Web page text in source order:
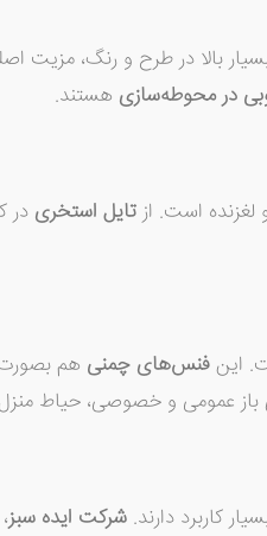
بالا در طرح و رنگ، مزیت
در محوطه‌سازی هستند.
است. ازتایل استخری در
اینفنس‌های چمنی هم
عمومی و خصوصی، حیاط منزل
کاربرد دارند. شرکت ایده سبز